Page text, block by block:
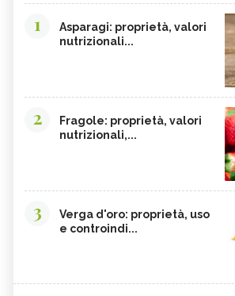
1
Asparagi: proprietà, valori
nutrizionali...
2
Fragole: proprietà, valori
nutrizionali,...
3
Verga d'oro: proprietà, uso
e controindi...